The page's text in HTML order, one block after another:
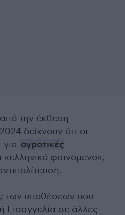
την έκθεση
δείχνουν ότι οι
για αγροτικές
«ελληνικό φαινόμενο»,
των υποθέσεων που
Εισαγγελία σε άλλες